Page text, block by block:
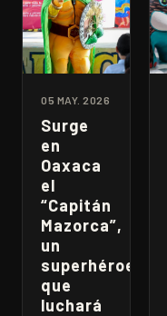
05 MAY. 2026
Surge
en
Oaxaca
el
“Capitán
Mazorca”,
un
superhéroe
que
luchará